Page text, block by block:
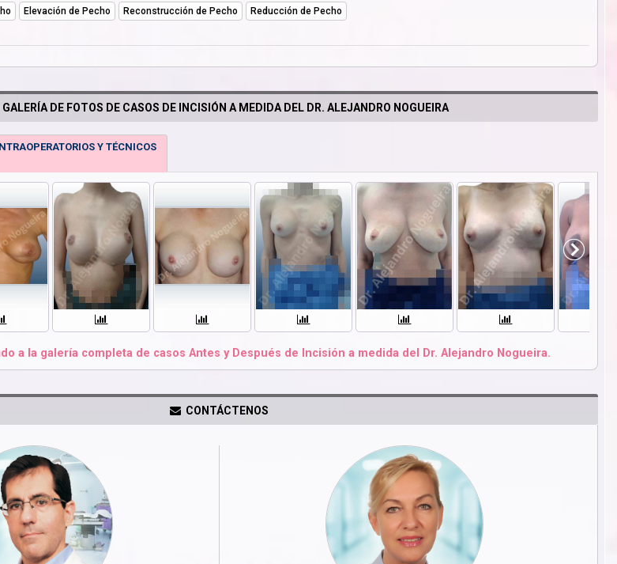
Elevación de Pecho Reconstrucción de Pecho
Reducción de Pecho
DE FOTOS DE CASOS DE INCISIÓN A MEDIDA DEL DR. ALEJANDRO NOGUEIRA
Y TÉCNICOS
a la galería completa de casos Antes y Después de Incisión a medida del Dr. Alejandro Nogueira.
CONTÁCTENOS